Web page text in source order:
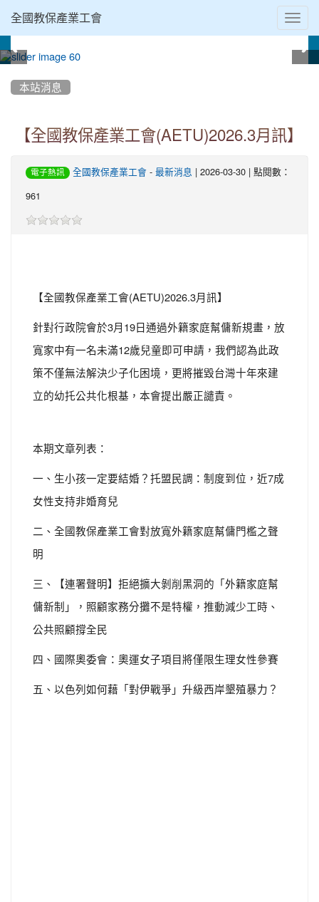
全國教保產業工會
本站消息
【全國教保產業工會(AETU)2026.3月訊】
電子熱訊 全國教保產業工會 - 最新消息 | 2026-03-30 | 點閱數：
961
【全國教保產業工會(AETU)2026.3月訊】
針對行政院會於3月19日通過外籍家庭幫傭新規畫，放
寬家中有一名未滿12歲兒童即可申請，我們認為此政
策不僅無法解決少子化困境，更將摧毀台灣十年來建
立的幼托公共化根基，本會提出嚴正譴責。
本期文章列表：
一、生小孩一定要結婚？托盟民調：制度到位，近7成
女性支持非婚育兒
二、全國教保產業工會對放寬外籍家庭幫傭門檻之聲
明
三、【連署聲明】拒絕擴大剝削黑洞的「外籍家庭幫
傭新制」，照顧家務分攤不是特權，推動減少工時、
公共照顧撐全民
四、國際奧委會：奧運女子項目將僅限生理女性參賽
五、以色列如何藉「對伊戰爭」升級西岸墾殖暴力？